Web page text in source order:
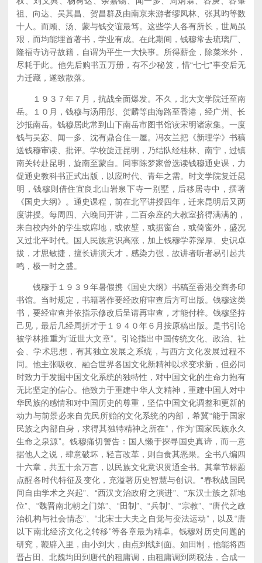
祖、向达、吴其昌、贺昌群及由南京来游者缪凤林、张其昀等数
十人。而顾、汤、蒙与钱交谊最笃。这些学人各有所长，世局虽
艰，而均能埋首著书，学业有成。在此期间，钱穆常去琉璃厂、
隆福寺访寻故籍，自谓为平生一大快事。所得薪金，除菜米外，
尽耗于此。他先后购书五万册，有不少秘笈，惜“七七”事变后无
力迁藏，遂致散落。
１９３７年７月，抗战全面爆发。不久，北大文学院迁至南
岳。１０月，钱穆与汤用彤、贺麟等由海路至香港，经广州、长
沙抵南岳。钱穆居此常到山下南岳市图书馆读宋明诸家集。一度
钱与吴宓、闻一多、沈有鼎合住一屋。冯友兰把《新理学》书稿
送钱穆审读、批评。学校旋迁昆明，乃结队经桂林、南宁，过镇
南关转赴昆明，旋南至蒙自。同事陈梦家曾选读钱穆通史课，力
促通史教科书正式出版，以应时代、青年之需。时文学院复迁昆
明，钱穆则借住宜良北山岩泉下寺一别墅，后移居寺中，撰著
《国史大纲》。通史课程，前在北平讲授四年，迁来昆明后又两
度讲授。每周四、六晚间开讲，二百余座的大教室挤得满满的，
来自校内外的学生或席地，或依壁，或据窗台，或倚窗外，盛况
又过北平时代。国人民族意识高涨，加上钱穆学养深厚、史识卓
拔，才思敏捷，擅长讲演天才，感染力强，故讲者听者易引起共
鸣，极一时之盛。
钱穆于１９３９年暑假携《国史大纲》书稿至香港交商务印
书馆。当时规定，书籍著作要经政府审查后方可出版。钱穆这类
书，要经审查并依指示修改后呈请再审查，才能付梓。钱穆坚持
己见，最后几经周折才于１９４０年６月按原稿出版。是书引论
被学林推重为“近世大文章”。引论指出中国传统文化、政治、社
会、学术思想，有其独立发展之系统，与西方文化发展过程不
同。他主张吸收、融合世界各国文化新精神以求变求新，但必同
时致力于发掘中国文化系统的独特性，对中国文化的生命力抱有
无比坚定的信心。他致力于重建中华人文精神，重建中国人对中
华民族的感情和对中国历史的尊重，坚信中国文化调整和更新的
动力与前景必来自先民所贻的文化系统的内部，希冀“能于国家
民族之内部自身，求得其独特精神之所在”，作为“国家民族永久
生命之泉源”。钱穆痛切警告：国人懒于探寻国史真谛，而一意
据他人之说，肆意破坏，轻言改革，则自食其恶果。全书八编四
十六章，共五十余万言，以民族文化意识贯通全书。其章节标题
点醒各时代特征及变化，充溢著历史智慧与创识。“春秋战国民
间自由学术之兴起”、“西汉文治政府之演进”、“东汉士族之新地
位”、“魏晋南北朝之门第”、“田制”、“兵制”、“宗教”、“唐代之政
治机构与社会情态”、“北宋士大夫之自觉与变法运动”，以及“唐
以下南北经济文化之转移”等各章最为精卓。钱穆对历史问题的
研究，鞭辟入里，由小到大，由点到线到面。如田制，他能将西
晋占田、北魏均田到唐代的租庸调，由租庸调到两税法，合成一